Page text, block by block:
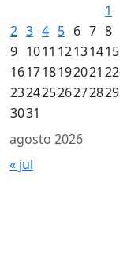
agosto 2026
1
2 3 4 5 6 7 8
9 1011 12131415
161718192021 22
23242526272829
3031
« jul